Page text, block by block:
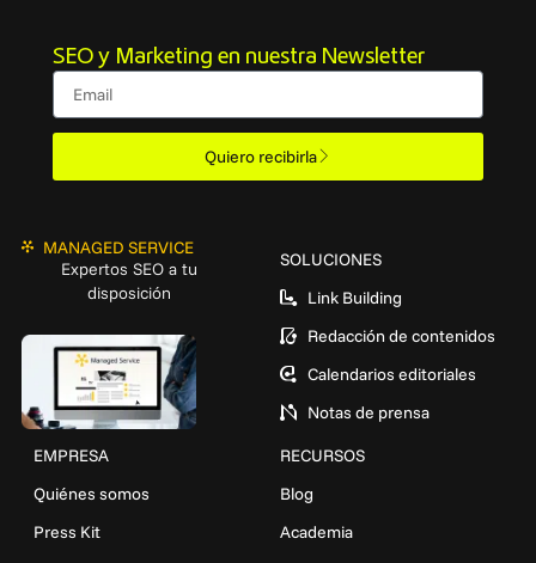
SEO y Marketing en nuestra Newsletter
Email
Quiero recibirla
MANAGED SERVICE
Expertos SEO a tu
disposición
SOLUCIONES
Link Building
Redacción de contenidos
Calendarios editoriales
Notas de prensa
EMPRESA
Quiénes somos
Press Kit
RECURSOS
Blog
Academia